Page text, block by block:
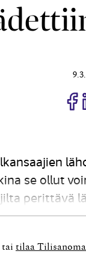
se ollut
perittävä
tai tilaa